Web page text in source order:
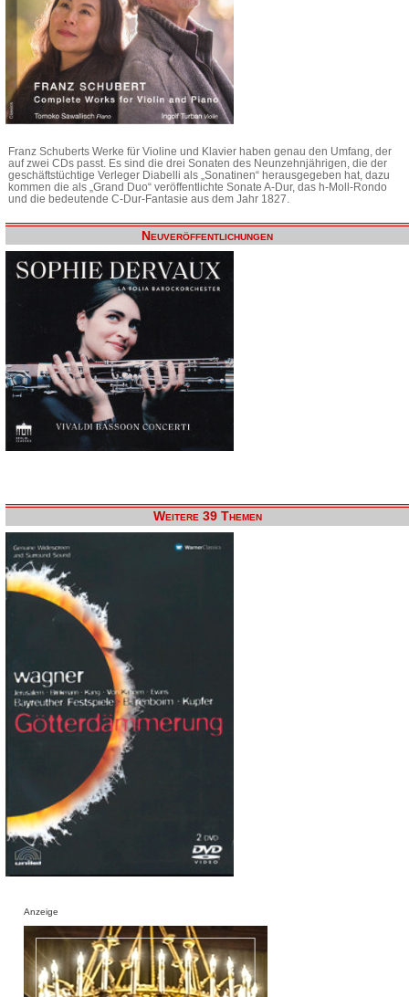
Franz Schuberts Werke für Violine und Klavier haben genau den Umfang, der
auf zwei CDs passt. Es sind die drei Sonaten des Neunzehnjährigen, die der
geschäftstüchtige Verleger Diabelli als „Sonatinen“ herausgegeben hat, dazu
kommen die als „Grand Duo“ veröffentlichte Sonate A-Dur, das h-Moll-Rondo
und die bedeutende C-Dur-Fantasie aus dem Jahr 1827.
Neuveröffentlichungen
Weitere 39 Themen
Anzeige